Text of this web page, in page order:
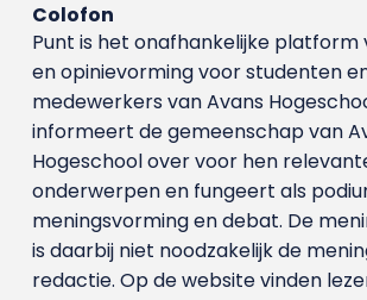
Colofon
Punt is het onafhankelijke platform
en opinievorming voor studenten
medewerkers van Avans
informeert de gemeenschap van
Hogeschool over voor hen
onderwerpen en fungeert als
meningsvorming en debat. De
is daarbij niet noodzakelijk de
redactie. Op de website vinden